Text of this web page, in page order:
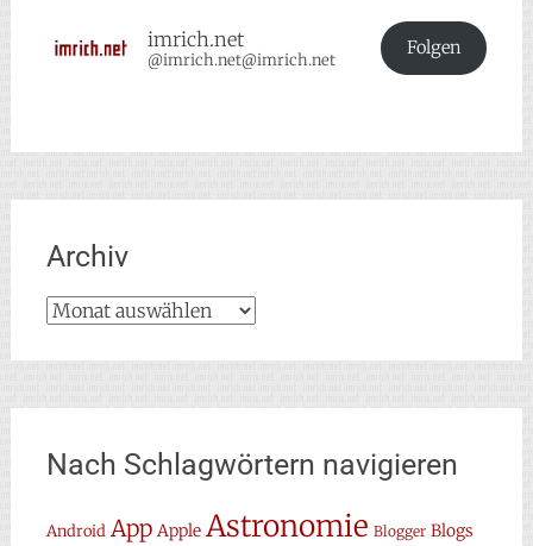
imrich.net
@imrich.net@imrich.net
Folgen
Archiv
Archiv
Nach Schlagwörtern navigieren
Android App Apple Astronomie Blogger Blogs